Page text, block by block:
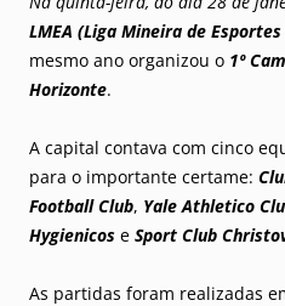
LMEA (Liga Mineira de
mesmo ano organizou o 1º
Horizonte.
A capital contava com cinco
para o importante certame:
Football Club, Yale Athletico
Hygienicos e Sport Club
As partidas foram realizadas